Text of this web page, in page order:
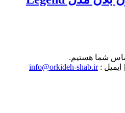
| ایمیل :info@orkideh-shab.ir